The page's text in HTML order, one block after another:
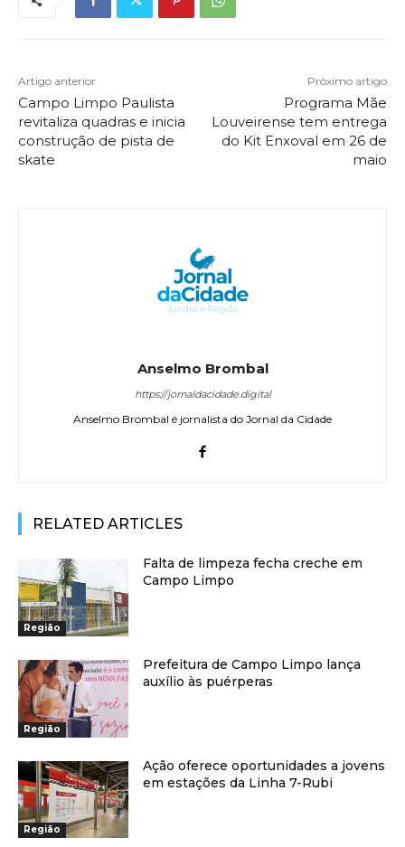
Artigo anterior
Campo Limpo Paulista
revitaliza quadras e inicia
construção de pista de
skate
Próximo artigo
Programa Mãe
Louveirense tem entrega
do Kit Enxoval em 26 de
maio
Anselmo Brombal
https://jornaldacidade.digital
Anselmo Brombal é jornalista do Jornal da Cidade
RELATED ARTICLES
Região
Falta de limpeza fecha creche em
Campo Limpo
Região
Prefeitura de Campo Limpo lança
auxílio às puérperas
Região
Ação oferece oportunidades a jovens
em estações da Linha 7-Rubi